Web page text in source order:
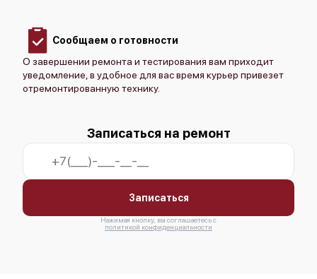
Canon imagePROGRAF iPF PRO-4000
Canon imagePROGRAF iPF PRO-1000
Сообщаем о готовности
О завершении ремонта и тестирования вам приходит
уведомление, в удобное для вас время курьер привезет
отремонтированную технику.
Записаться на ремонт
Записаться
Нажимая кнопку, вы соглашаетесь с
политикой конфиденциальности